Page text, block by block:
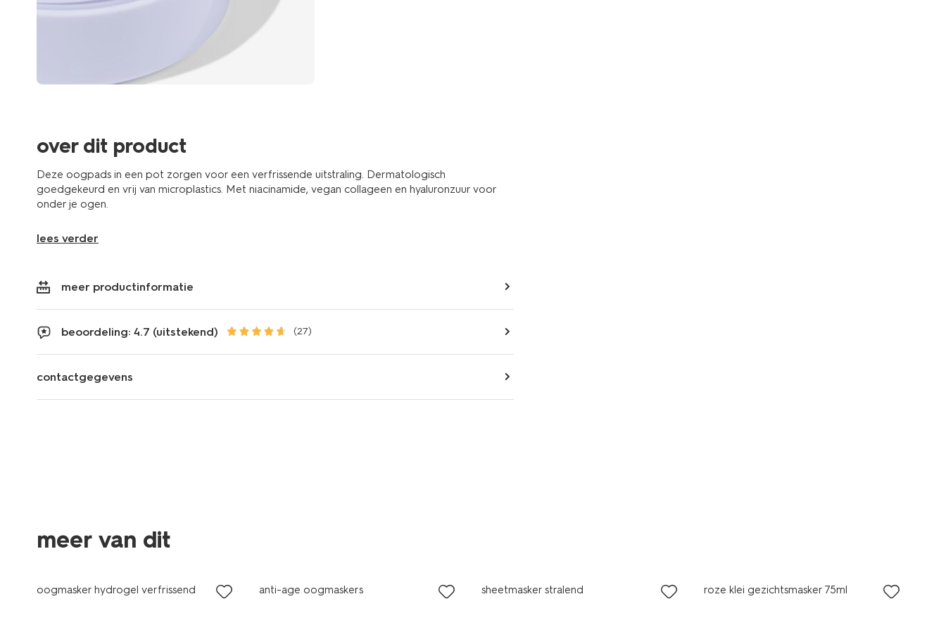
over dit product
Deze oogpads in een pot zorgen voor een verfrissende uitstraling. Dermatologisch
goedgekeurd en vrij van microplastics. Met niacinamide, vegan collageen en hyaluronzuur voor
onder je ogen.
lees verder
meer productinformatie
beoordeling: 4.7 (uitstekend) (27)
contactgegevens
meer van dit
oogmasker hydrogel verfrissend anti-age oogmaskers sheetmasker stralend roze klei gezichtsmasker 75ml